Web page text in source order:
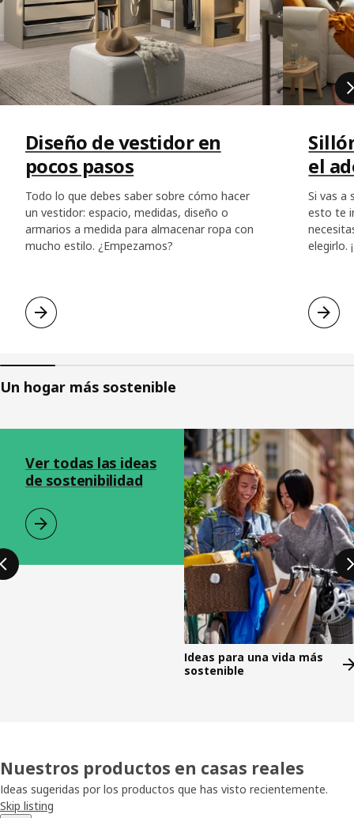
Diseño de vestidor en
pocos pasos
Todo lo que debes saber sobre cómo hacer
un vestidor: espacio, medidas, diseño o
armarios a medida para almacenar ropa con
mucho estilo. ¿Empezamos?
el
Si vas a
esto te
elegirlo.
Un hogar más sostenible
Ver todas las ideas
de sostenibilidad
Ideas para una vida más
sostenible
Nuestros productos en casas reales
Ideas sugeridas por los productos que has visto recientemente.
Skip listing